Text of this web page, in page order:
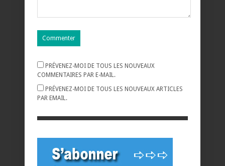
PRÉVENEZ-MOI DE TOUS LES NOUVEAUX
COMMENTAIRES PAR E-MAIL.
PRÉVENEZ-MOI DE TOUS LES NOUVEAUX ARTICLES
PAR EMAIL.